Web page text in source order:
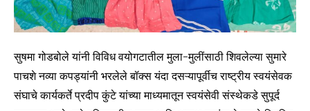
सुषमा गोडबोले यांनी विविध वयोगटातील मुला-मुलींसाठी शिवलेल्या सुमारे
पाचशे नव्या कपड्यांनी भरलेले बॉक्स यंदा दसऱ्यापूर्वीच राष्ट्रीय स्वयंसेवक
संघाचे कार्यकर्ते प्रदीप कुंटे यांच्या माध्यमातून स्वयंसेवी संस्थेकडे सुपूर्द